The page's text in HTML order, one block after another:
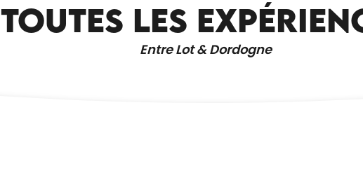
TOUTES LES
Entre Lot & Dordogne
LES GROTTES DE COUGNAC